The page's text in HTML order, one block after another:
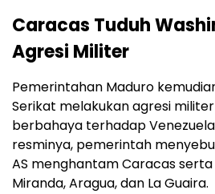
Caracas Tuduh
Agresi Militer
Pemerintahan Maduro
Serikat melakukan agresi
berbahaya terhadap
resminya, pemerintah
AS menghantam Caracas
Miranda, Aragua, dan La Guaira.